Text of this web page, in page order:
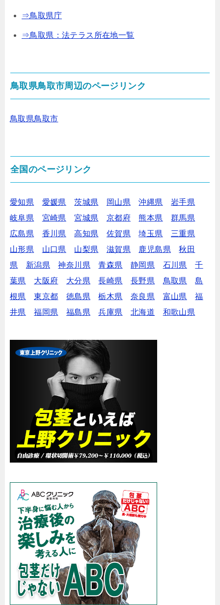
⇒鳥取県庁
⇒鳥取県：法テラス所在地一覧
鳥取県鳥取市周辺のページリンク
鳥取県鳥取市
全国のページリンク
愛知県 愛媛県 茨城県 岡山県 沖縄県
岩手県
岐阜県
宮崎県 宮城県 京都府 熊本県
群馬県
広島県
香川県 高知県 佐賀県 埼玉県
三重県
山形県
山口県 山梨県 滋賀県 鹿児島県
秋田
県
新潟県 神奈川県 青森県 静岡県 石川県
千
葉県
大阪府 大分県 長崎県 長野県 鳥取県
島
根県
東京都 徳島県 栃木県 奈良県 富山県
福
井県
福岡県 福島県 兵庫県 北海道 和歌山県